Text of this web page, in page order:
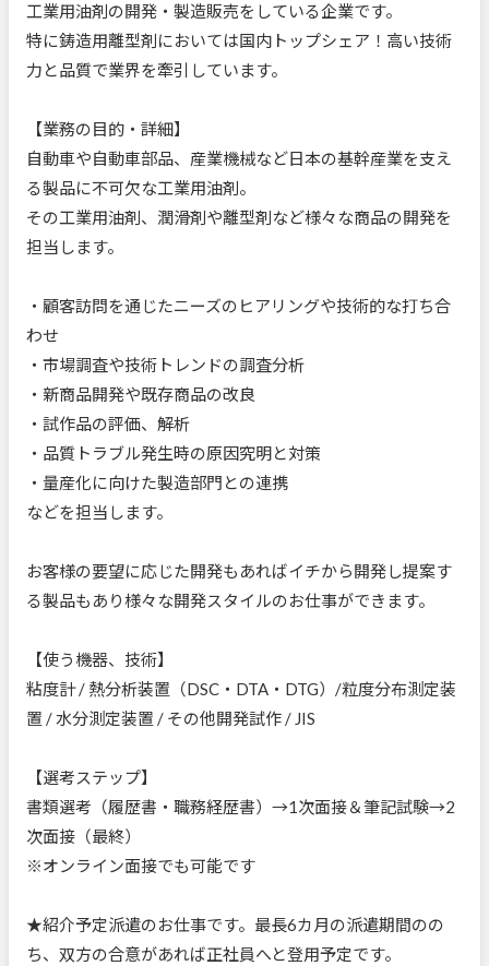
工業用油剤の開発・製造販売をしている企業です。
特に鋳造用離型剤においては国内トップシェア！高い技術
力と品質で業界を牽引しています。
【業務の目的・詳細】
自動車や自動車部品、産業機械など日本の基幹産業を支え
る製品に不可欠な工業用油剤。
その工業用油剤、潤滑剤や離型剤など様々な商品の開発を
担当します。
・顧客訪問を通じたニーズのヒアリングや技術的な打ち合
わせ
・市場調査や技術トレンドの調査分析
・新商品開発や既存商品の改良
・試作品の評価、解析
・品質トラブル発生時の原因究明と対策
・量産化に向けた製造部門との連携
などを担当します。
お客様の要望に応じた開発もあればイチから開発し提案す
る製品もあり様々な開発スタイルのお仕事ができます。
【使う機器、技術】
粘度計 / 熱分析装置（DSC・DTA・DTG）/粒度分布測定装
置 / 水分測定装置 / その他開発試作 / JIS
【選考ステップ】
書類選考（履歴書・職務経歴書）→1次面接＆筆記試験→2
次面接（最終）
※オンライン面接でも可能です
★紹介予定派遣のお仕事です。最長6カ月の派遣期間のの
ち、双方の合意があれば正社員へと登用予定です。